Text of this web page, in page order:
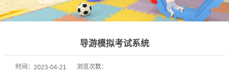
导游模拟考试系统
时间： 2023-04-21 浏览次数：